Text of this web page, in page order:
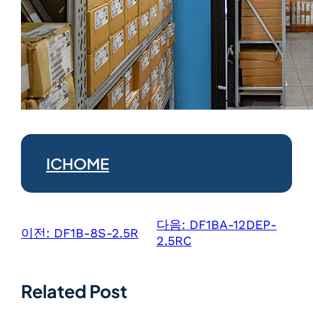
ICHOME
이전: DF1B-8S-2.5R
다음: DF1BA-12DEP-
2.5RC
Related Post